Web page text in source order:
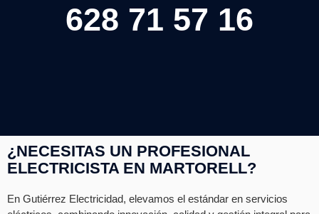
628 71 57 16
¿NECESITAS UN PROFESIONAL
ELECTRICISTA EN MARTORELL?
En Gutiérrez Electricidad, elevamos el estándar en servicios